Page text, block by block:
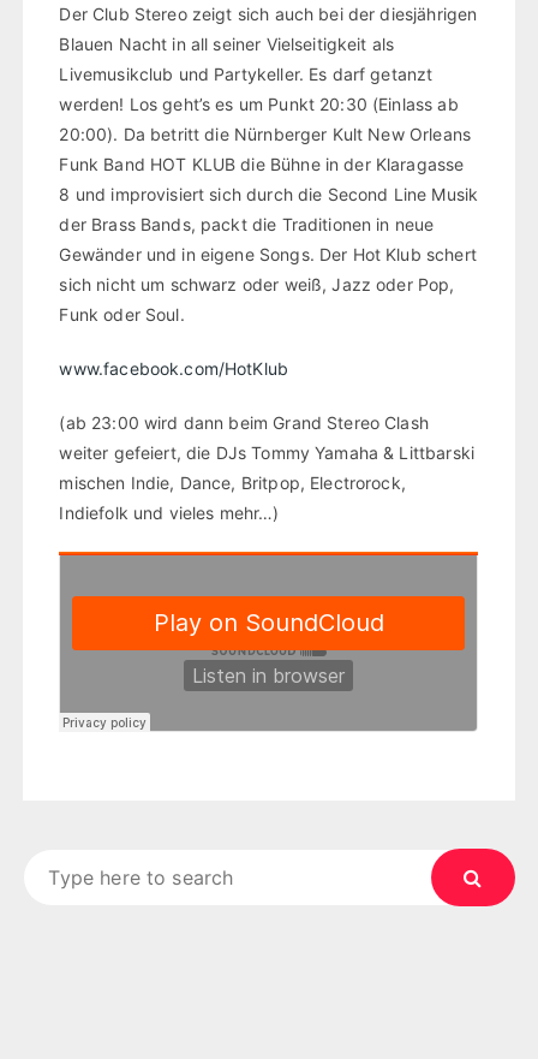
Der Club Stereo zeigt sich auch bei der diesjährigen
Blauen Nacht in all seiner Vielseitigkeit als
Livemusikclub und Partykeller. Es darf getanzt
werden! Los geht’s es um Punkt 20:30 (Einlass ab
20:00). Da betritt die Nürnberger Kult New Orleans
Funk Band HOT KLUB die Bühne in der Klaragasse
8 und improvisiert sich durch die Second Line Musik
der Brass Bands, packt die Traditionen in neue
Gewänder und in eigene Songs. Der Hot Klub schert
sich nicht um schwarz oder weiß, Jazz oder Pop,
Funk oder Soul.
www.facebook.com/HotKlub
(ab 23:00 wird dann beim Grand Stereo Clash
weiter gefeiert, die DJs Tommy Yamaha & Littbarski
mischen Indie, Dance, Britpop, Electrorock,
Indiefolk und vieles mehr…)